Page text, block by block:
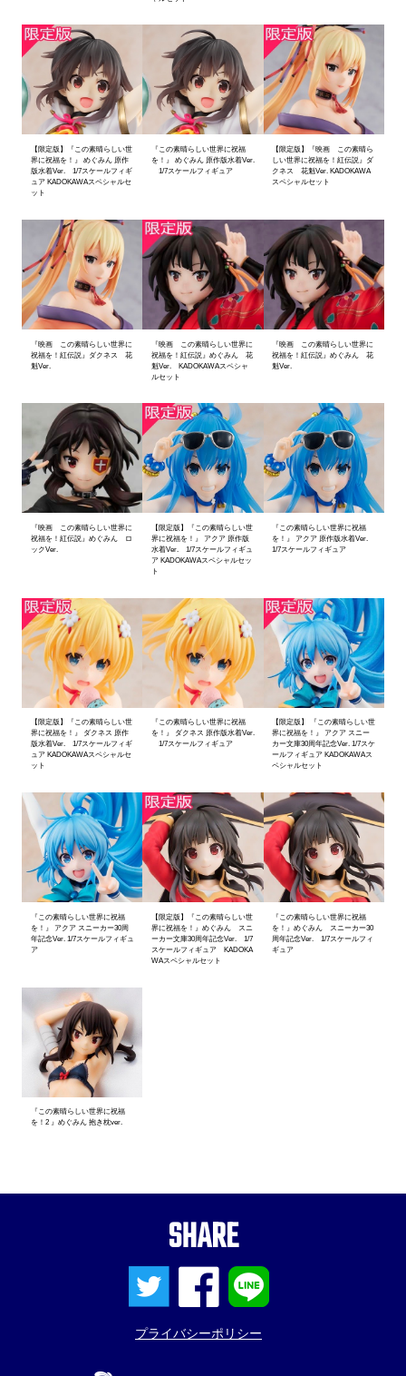
【限定版】『この素晴らしい世
界に祝福を！』 めぐみん 原作
版水着Ver. 1/7スケールフィギ
ュア KADOKAWAスペシャルセ
ット
『この素晴らしい世界に祝福
を！』 めぐみん 原作版水着Ver.
1/7スケールフィギュア
【限定版】『映画 この素晴ら
しい世界に祝福を！紅伝説』ダ
クネス 花魁Ver. KADOKAWA
スペシャルセット
『映画 この素晴らしい世界に
祝福を！紅伝説』ダクネス 花
魁Ver.
『映画 この素晴らしい世界に
祝福を！紅伝説』めぐみん 花
魁Ver. KADOKAWAスペシャ
ルセット
『映画 この素晴らしい世界に
祝福を！紅伝説』めぐみん 花
魁Ver.
『映画 この素晴らしい世界に
祝福を！紅伝説』めぐみん ロ
ックVer.
【限定版】『この素晴らしい世
界に祝福を！』 アクア 原作版
水着Ver. 1/7スケールフィギュ
ア KADOKAWAスペシャルセッ
ト
『この素晴らしい世界に祝福
を！』 アクア 原作版水着Ver.
1/7スケールフィギュア
【限定版】『この素晴らしい世
界に祝福を！』 ダクネス 原作
版水着Ver. 1/7スケールフィギ
ュア KADOKAWAスペシャルセ
ット
『この素晴らしい世界に祝福
を！』 ダクネス 原作版水着Ver.
1/7スケールフィギュア
【限定版】 『この素晴らしい世
界に祝福を！』 アクア スニー
カー文庫30周年記念Ver. 1/7スケ
ールフィギュア KADOKAWAス
ペシャルセット
『この素晴らしい世界に祝福
を！』 アクア スニーカー30周
年記念Ver. 1/7スケールフィギュ
ア
【限定版】『この素晴らしい世
界に祝福を！』めぐみん スニ
ーカー文庫30周年記念Ver. 1/7
スケールフィギュア KADOKA
WAスペシャルセット
『この素晴らしい世界に祝福
を！』めぐみん スニーカー30
周年記念Ver. 1/7スケールフィ
ギュア
『この素晴らしい世界に祝福
を！2 』めぐみん 抱き枕ver.
SHARE
プライバシーポリシー